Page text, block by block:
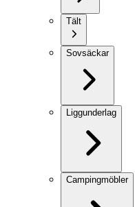
Tält
Sovsäckar
Liggunderlag
Campingmöbler